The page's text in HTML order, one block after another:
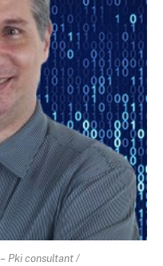
– Pki consultant /